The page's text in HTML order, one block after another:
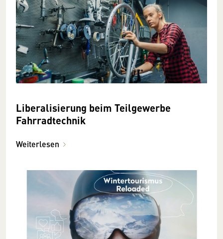
Liberalisierung beim Teilgewerbe
Fahrradtechnik
Weiterlesen